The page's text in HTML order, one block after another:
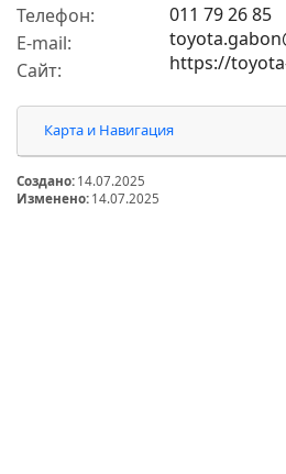
Телефон:
E-mail:
Сайт:
011 79 26 85
https://
Карта и Навигация
Создано:14.07.2025
Изменено:14.07.2025